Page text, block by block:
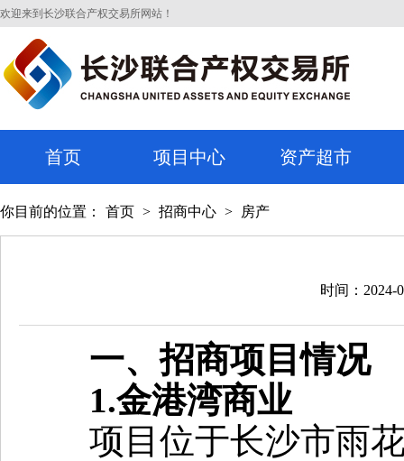
欢迎来到长沙联合产权交易所网站！
首页 项目中心 资产超市
你目前的位置： 首页 > 招商中心 > 房产
时间：
一、招商项目情况
1.金港湾商业
项目位于长沙市雨花